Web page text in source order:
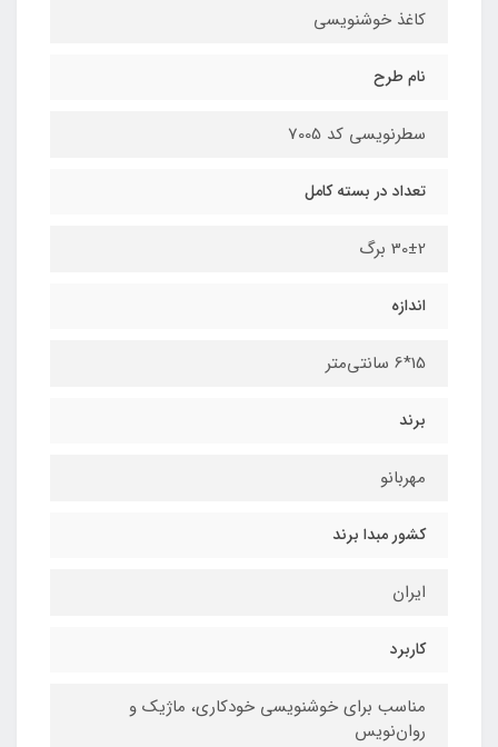
کاغذ خوشنویسی
نام طرح
سطرنویسی کد 7005
تعداد در بسته کامل
30±2 برگ
اندازه
15*6 سانتی‌متر
برند
مهربانو
کشور مبدا برند
ایران
کاربرد
مناسب برای خوشنویسی خودکاری، ماژیک و
روان‌نویس